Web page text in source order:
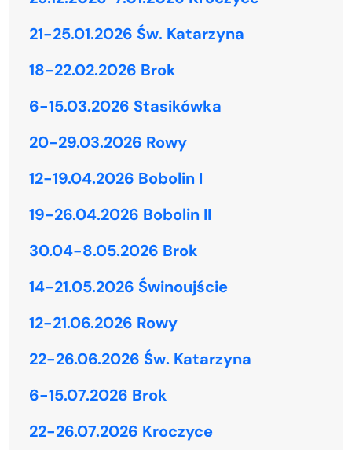
21-25.01.2026 Św. Katarzyna
18-22.02.2026 Brok
6-15.03.2026 Stasikówka
20-29.03.2026 Rowy
12-19.04.2026 Bobolin I
19-26.04.2026 Bobolin II
30.04-8.05.2026 Brok
14-21.05.2026 Świnoujście
12-21.06.2026 Rowy
22-26.06.2026 Św. Katarzyna
6-15.07.2026 Brok
22-26.07.2026 Kroczyce